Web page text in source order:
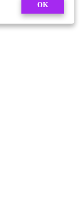
OK